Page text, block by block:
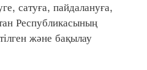
сатуға, пайдалануға,
Республикасының
және бақылау